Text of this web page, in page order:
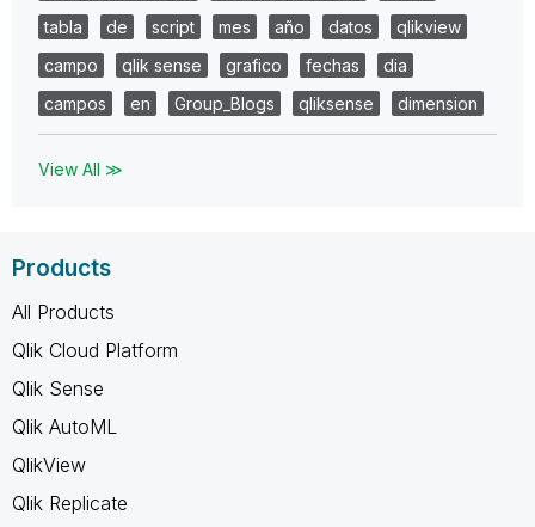
tabla
de script mes año datos
qlikview
campo
qlik sense grafico fechas
dia
campos
en Group_Blogs qliksense dimension
View All ≫
Products
All Products
Qlik Cloud Platform
Qlik Sense
Qlik AutoML
QlikView
Qlik Replicate